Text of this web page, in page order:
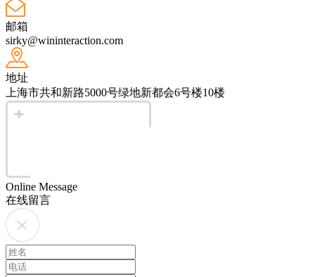
邮箱
sirky@wininteraction.com
地址
上海市共和新路5000号绿地新都会6号楼10楼
Online Message
在线留言